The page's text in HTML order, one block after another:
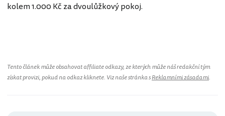
kolem 1.000 Kč za dvoulůžkový pokoj.
Tento článek může obsahovat affiliate odkazy, ze kterých může náš redakční tým
získat provizi, pokud na odkaz kliknete. Viz naše stránka sReklamními zásadami.